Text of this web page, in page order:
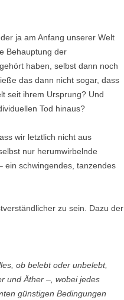
ja am Anfang unserer Welt
Behauptung der
haben, selbst dann noch
das dann nicht sogar, dass
seit ihrem Ursprung? Und
Tod hinaus?
wir letztlich nicht aus
nur herumwirbelnde
ein schwingendes, tanzendes
zu sein. Dazu der
ob belebt oder unbelebt,
und Äther –, wobei jedes
günstigen Bedingungen